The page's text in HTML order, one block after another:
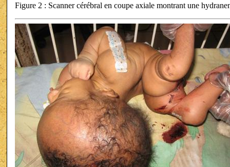
Figure 2 : Scanner cérébral en coupe axiale montrant une